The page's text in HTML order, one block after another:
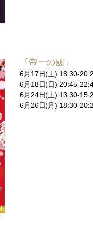
「帝一の國」
6月17日(土) 18:30-
6月18日(日) 20:45-
6月24日(土) 13:30-
6月26日(月) 18:30-